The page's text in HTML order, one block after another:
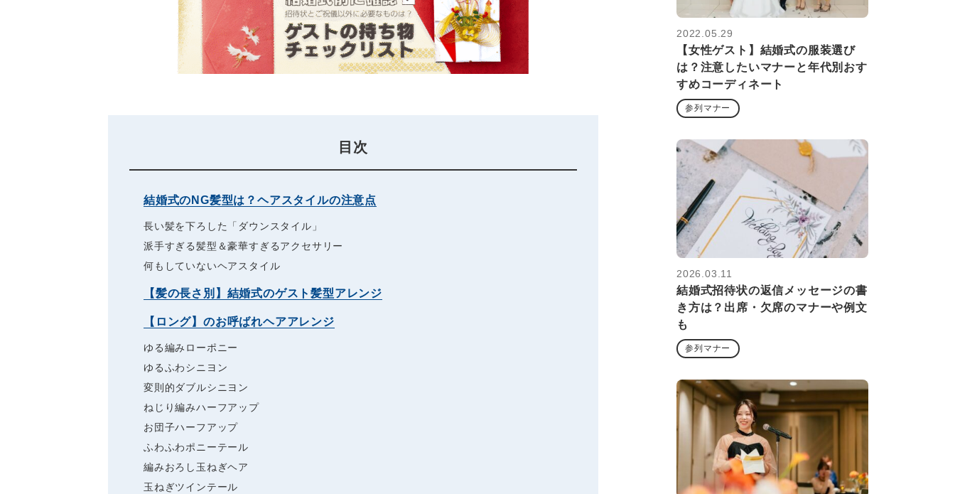
目次
結婚式のNG髪型は？ヘアスタイルの注意点
長い髪を下ろした「ダウンスタイル」
派手すぎる髪型＆豪華すぎるアクセサリー
何もしていないヘアスタイル
【髪の長さ別】結婚式のゲスト髪型アレンジ
【ロング】のお呼ばれヘアアレンジ
ゆる編みローポニー
ゆるふわシニヨン
変則的ダブルシニヨン
ねじり編みハーフアップ
お団子ハーフアップ
ふわふわポニーテール
編みおろし玉ねぎヘア
玉ねぎツインテール
2022.05.29
【女性ゲスト】結婚式の服装選び
は？注意したいマナーと年代別おす
すめコーディネート
参列マナー
2026.03.11
結婚式招待状の返信メッセージの書
き方は？出席・欠席のマナーや例文
も
参列マナー